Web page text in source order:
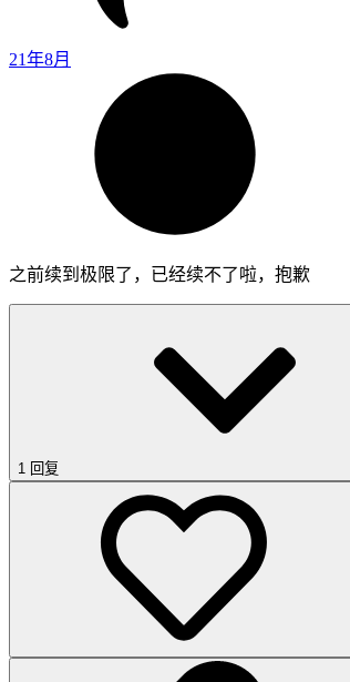
21年8月
之前续到极限了，已经续不了啦，抱歉
1 回复